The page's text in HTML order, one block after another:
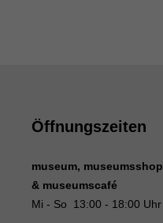
Öffnungszeiten
museum, museumsshop
& museumscafé
Mi - So 13:00 - 18:00 Uhr